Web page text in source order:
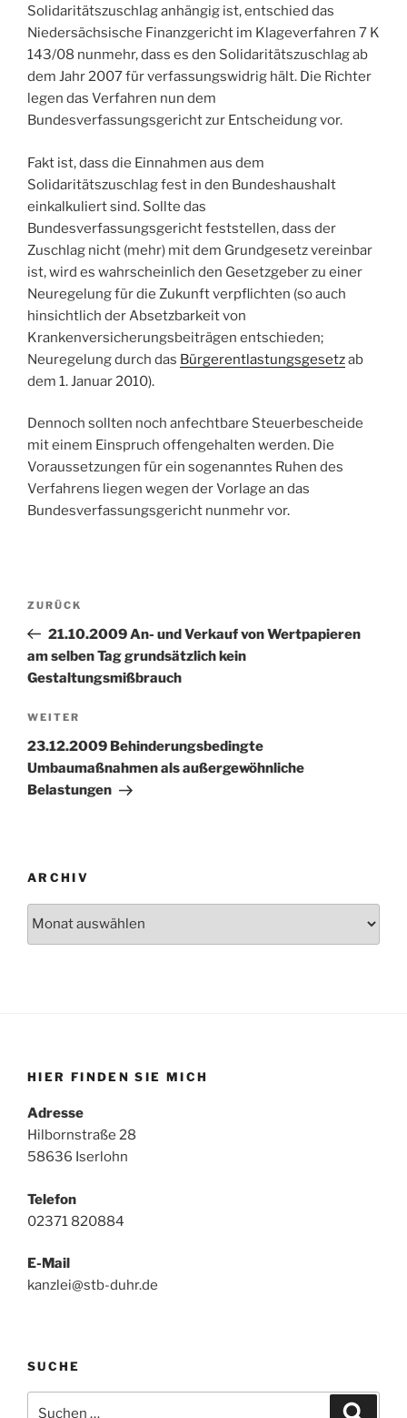
Solidaritätszuschlag anhängig ist, entschied das
Niedersächsische Finanzgericht im Klageverfahren 7 K
143/08 nunmehr, dass es den Solidaritätszuschlag ab
dem Jahr 2007 für verfassungswidrig hält. Die Richter
legen das Verfahren nun dem
Bundesverfassungsgericht zur Entscheidung vor.
Fakt ist, dass die Einnahmen aus dem
Solidaritätszuschlag fest in den Bundeshaushalt
einkalkuliert sind. Sollte das
Bundesverfassungsgericht feststellen, dass der
Zuschlag nicht (mehr) mit dem Grundgesetz vereinbar
ist, wird es wahrscheinlich den Gesetzgeber zu einer
Neuregelung für die Zukunft verpflichten (so auch
hinsichtlich der Absetzbarkeit von
Krankenversicherungsbeiträgen entschieden;
Neuregelung durch das Bürgerentlastungsgesetzab
dem 1. Januar 2010).
Dennoch sollten noch anfechtbare Steuerbescheide
mit einem Einspruch offengehalten werden. Die
Voraussetzungen für ein sogenanntes Ruhen des
Verfahrens liegen wegen der Vorlage an das
Bundesverfassungsgericht nunmehr vor.
Beitragsnavigation
Vorheriger
Beitrag
ZURÜCK
21.10.2009 An- und Verkauf von Wertpapieren
am selben Tag grundsätzlich kein
Gestaltungsmißbrauch
Nächster
Beitrag
WEITER
23.12.2009 Behinderungsbedingte
Umbaumaßnahmen als außergewöhnliche
Belastungen
ARCHIV
HIER FINDEN SIE MICH
Adresse
Hilbornstraße 28
58636 Iserlohn
Telefon
02371 820884
E-Mail
kanzlei@stb-duhr.de
SUCHE